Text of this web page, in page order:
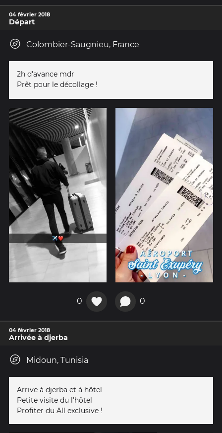
04 février 2018
Départ
Colombier-Saugnieu, France
2h d'avance mdr
Prêt pour le décollage !
0 0
04 février 2018
Arrivée à djerba
Midoun, Tunisia
Arrive à djerba et à hôtel
Petite visite du l'hôtel
Profiter du All exclusive !